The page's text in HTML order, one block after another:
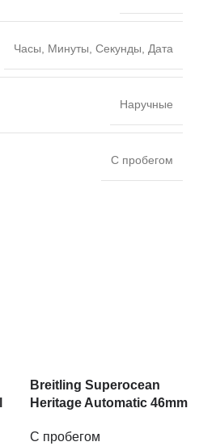
Часы, Минуты, Секунды, Дата
Наручные
С пробегом
Breitling Superocean
Heritage Automatic 46mm
С пробегом